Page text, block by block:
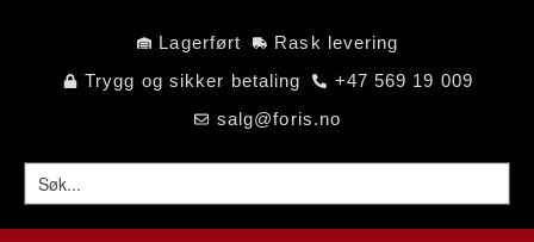
Lagerført
Rask levering
Trygg og sikker betaling
+47 569 19 009
salg@foris.no